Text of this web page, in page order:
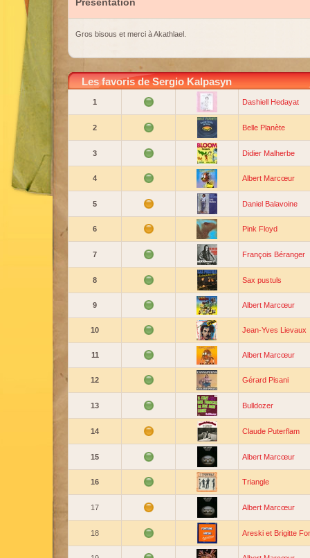
Gros bisous et merci à Akathlael.
Les favoris de Sergio Kalpasyn
1 Dashiell Hedayat
2 Belle Planète
3 Didier Malherbe
4 Albert Marcœur
5 Daniel Balavoine
6 Pink Floyd
7 François Béranger
8 Sax pustuls
9 Albert Marcœur
10 Jean-Yves Lievaux
11 Albert Marcœur
12 Gérard Pisani
13 Bulldozer
14 Claude Puterflam
15 Albert Marcœur
16 Triangle
17 Albert Marcœur
18 Areski et Brigitte